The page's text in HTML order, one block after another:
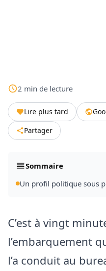
2 min de lecture
Lire plus tard
Partager
Sommaire
Un profil politique sous
C’est à vingt
l’embarquement
l’a conduit au